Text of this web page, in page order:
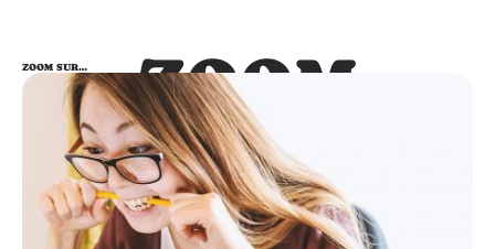
ZOOM
SUR…
ZOOM SUR…